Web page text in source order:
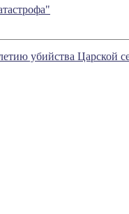
убийства Царской